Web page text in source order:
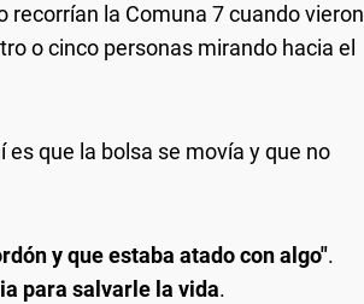
recorrían la Comuna 7 cuando vieron
o cinco personas mirando hacia el
que la bolsa se movía y que no
y que estaba atado con algo".
para salvarle la vida.